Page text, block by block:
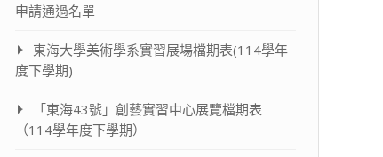
申請通過名單
東海大學美術學系實習展場檔期表(114學年
度下學期)
「東海43號」創藝實習中心展覽檔期表
（114學年度下學期）